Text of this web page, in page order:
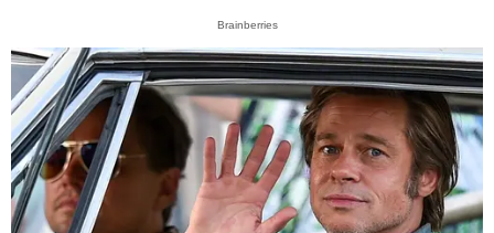
Brainberries